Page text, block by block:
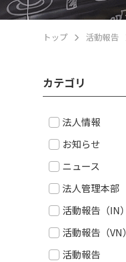
トップ 活動報告
カテゴリ
法人情報
お知らせ
ニュース
法人管理本部
活動報告（IN）
活動報告（VN）
活動報告